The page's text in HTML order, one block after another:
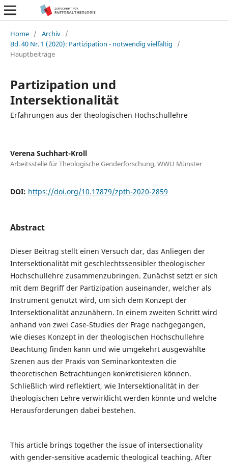
Home / Archiv /
Bd. 40 Nr. 1 (2020): Partizipation - notwendig vielfältig
/
Hauptbeiträge
Partizipation und
Intersektionalität
Erfahrungen aus der theologischen Hochschullehre
Verena Suchhart-Kroll
Arbeitsstelle für Theologische Genderforschung, WWU Münster
DOI: https://doi.org/10.17879/zpth-2020-2859
Abstract
Dieser Beitrag stellt einen Versuch dar, das Anliegen der
Intersektionalität mit geschlechtssensibler theologischer
Hochschullehre zusammenzubringen. Zunächst setzt er sich
mit dem Begriff der Partizipation auseinander, welcher als
Instrument genutzt wird, um sich dem Konzept der
Intersektionalität anzunähern. In einem zweiten Schritt wird
anhand von zwei Case-Studies der Frage nachgegangen,
wie dieses Konzept in der theologischen Hochschullehre
Beachtung finden kann und wie umgekehrt ausgewählte
Szenen aus der Praxis von Seminarkontexten die
theoretischen Betrachtungen konkretisieren können.
Schließlich wird reflektiert, wie Intersektionalität in der
theologischen Lehre verwirklicht werden könnte und welche
Herausforderungen dabei bestehen.
This article brings together the issue of intersectionality
with gender-sensitive academic theological teaching. After